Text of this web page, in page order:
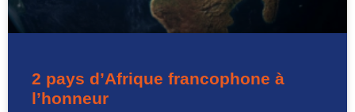
2 pays d’Afrique francophone à
l’honneur